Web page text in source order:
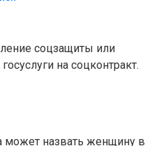
соцзащиты или
на соцконтракт.
может назвать женщину в